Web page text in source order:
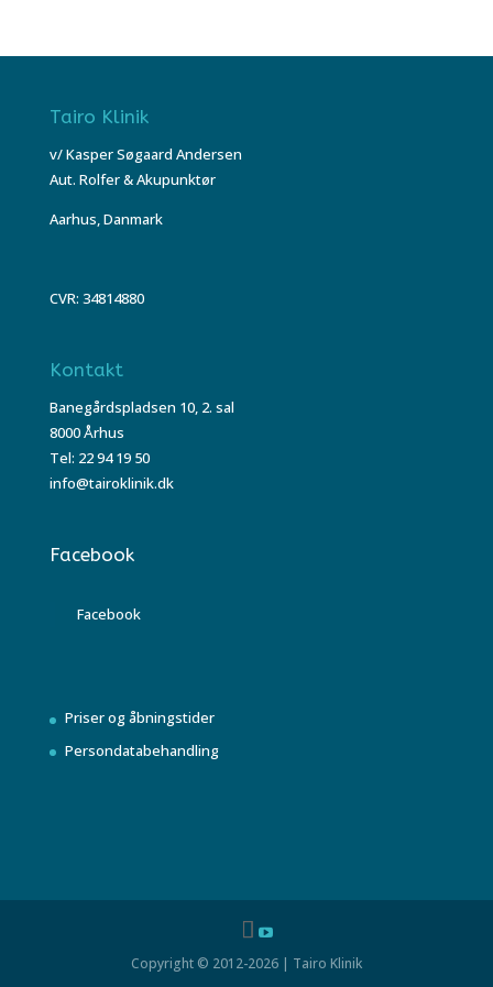
Tairo Klinik
v/ Kasper Søgaard Andersen
Aut. Rolfer & Akupunktør
Aarhus, Danmark
CVR: 34814880
Kontakt
Banegårdspladsen 10, 2. sal
8000 Århus
Tel: 22 94 19 50
info@tairoklinik.dk
Facebook
Facebook
Priser og åbningstider
Persondatabehandling
Copyright © 2012-2026 | Tairo Klinik